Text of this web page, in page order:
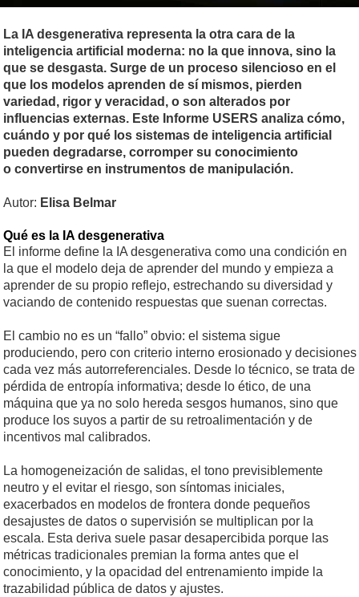
La IA desgenerativa representa la otra cara de la
inteligencia artificial moderna: no la que innova, sino la
que se desgasta. Surge de un proceso silencioso en el
que los modelos aprenden de sí mismos, pierden
variedad, rigor y veracidad, o son alterados por
influencias externas. Este Informe USERS analiza cómo,
cuándo y por qué los sistemas de inteligencia artificial
pueden degradarse, corromper su conocimiento
o convertirse en instrumentos de manipulación.
Autor: Elisa Belmar
Qué es la IA desgenerativa
El informe define la IA desgenerativa como una condición en
la que el modelo deja de aprender del mundo y empieza a
aprender de su propio reflejo, estrechando su diversidad y
vaciando de contenido respuestas que suenan correctas.
El cambio no es un “fallo” obvio: el sistema sigue
produciendo, pero con criterio interno erosionado y decisiones
cada vez más autorreferenciales. Desde lo técnico, se trata de
pérdida de entropía informativa; desde lo ético, de una
máquina que ya no solo hereda sesgos humanos, sino que
produce los suyos a partir de su retroalimentación y de
incentivos mal calibrados.
La homogeneización de salidas, el tono previsiblemente
neutro y el evitar el riesgo, son síntomas iniciales,
exacerbados en modelos de frontera donde pequeños
desajustes de datos o supervisión se multiplican por la
escala. Esta deriva suele pasar desapercibida porque las
métricas tradicionales premian la forma antes que el
conocimiento, y la opacidad del entrenamiento impide la
trazabilidad pública de datos y ajustes.